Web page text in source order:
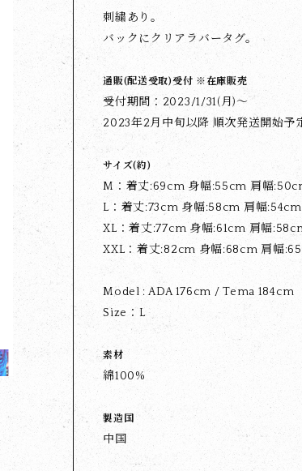
刺繍あり。
バックにクリアラバータグ。
通販(配送受取)受付 ※在庫販売
受付期間：2023/1/31(月)〜
2023年2月中旬以降 順次発送開始予
サイズ(約)
M：着丈:69cm 身幅:55cm 肩幅
L：着丈:73cm 身幅:58cm 肩幅
XL：着丈:77cm 身幅:61cm 肩幅
XXL：着丈:82cm 身幅:68cm 肩幅
Model : ADA 176cm / Tema 184cm
Size：L
素材
綿100%
製造国
中国